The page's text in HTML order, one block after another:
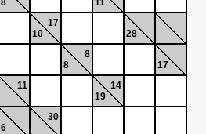
8
11
17
10
28
8
8
17
11
14
19
6
30